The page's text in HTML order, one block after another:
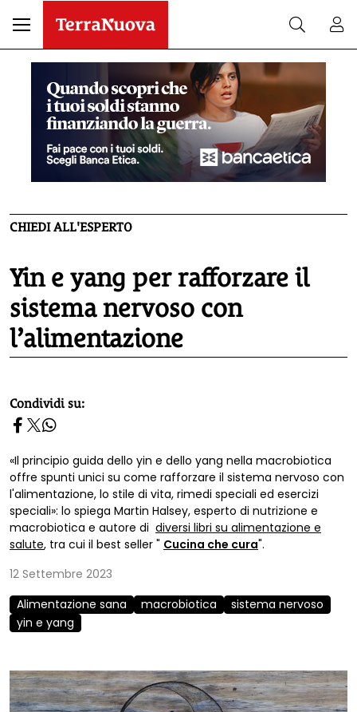
CHIEDI ALL'ESPERTO
Yin e yang per rafforzare il
sistema nervoso con
l’alimentazione
homepage h2
Condividi su:
«Il principio guida dello yin e dello yang nella macrobiotica
offre spunti unici su come rafforzare il sistema nervoso con
l'alimentazione, lo stile di vita, rimedi speciali ed esercizi
speciali»: lo spiega Martin Halsey, esperto di nutrizione e
macrobiotica e autore di diversi libri su alimentazione e
salute, tra cui il best seller " Cucina che cura".
12 Settembre 2023
Alimentazione sana
macrobiotica
sistema nervoso
yin e yang